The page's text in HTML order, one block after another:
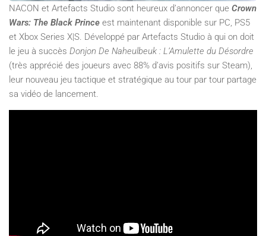
NACON et Artefacts Studio sont heureux d’annoncer que Crown
Wars: The Black Prince est maintenant disponible sur PC, PS5
et Xbox Series X|S. Développé par Artefacts Studio à qui on doit
le jeu à succès Donjon De Naheulbeuk : L’Amulette du Désordre
(très apprécié des joueurs avec 88% d’avis positifs sur Steam),
leur nouveau jeu tactique et stratégique au tour par tour partage
sa vidéo de lancement.